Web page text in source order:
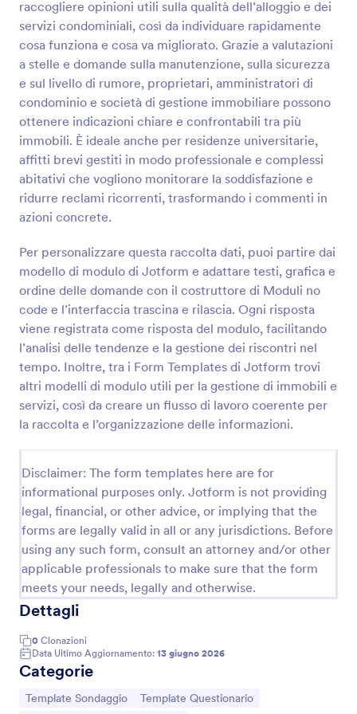
raccogliere opinioni utili sulla qualità dell’alloggio e dei
servizi condominiali, così da individuare rapidamente
cosa funziona e cosa va migliorato. Grazie a valutazioni
a stelle e domande sulla manutenzione, sulla sicurezza
e sul livello di rumore, proprietari, amministratori di
condominio e società di gestione immobiliare possono
ottenere indicazioni chiare e confrontabili tra più
immobili. È ideale anche per residenze universitarie,
affitti brevi gestiti in modo professionale e complessi
abitativi che vogliono monitorare la soddisfazione e
ridurre reclami ricorrenti, trasformando i commenti in
azioni concrete.
Per personalizzare questa raccolta dati, puoi partire dai
modello di modulo di Jotform e adattare testi, grafica e
ordine delle domande con il costruttore di Moduli no
code e l’interfaccia trascina e rilascia. Ogni risposta
viene registrata come risposta del modulo, facilitando
l’analisi delle tendenze e la gestione dei riscontri nel
tempo. Inoltre, tra i Form Templates di Jotform trovi
altri modelli di modulo utili per la gestione di immobili e
servizi, così da creare un flusso di lavoro coerente per
la raccolta e l’organizzazione delle informazioni.
Disclaimer: The form templates here are for
informational purposes only. Jotform is not providing
legal, financial, or other advice, or implying that the
forms are legally valid in all or any jurisdictions. Before
using any such form, consult an attorney and/or other
applicable professionals to make sure that the form
meets your needs, legally and otherwise.
Dettagli
0 Clonazioni
Data Ultimo Aggiornamento: 13 giugno 2026
Categorie
Vai alla Categoria:
Template Sondaggio Vai alla Categoria:
Template Questionario
Anteprima
Modulo Di Verifica Dell'Inquilino
Raccogli e organizza le candidature alla locazione
con il Modulo di Verifica dell'Inquilino, ideale per
raccolta dati e gestire ogni risposta in modo
coerente con Jotform.
Go to Category:
Moduli Domanda Affittuario
Usa Template
Anteprima